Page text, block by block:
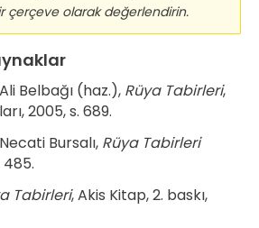
çerçeve olarak değerlendirin.
Belbağı (haz.), Rüya Tabirleri,
2005, s. 689.
Bursalı, Rüya Tabirleri
485.
Tabirleri, Akis Kitap, 2. baskı,